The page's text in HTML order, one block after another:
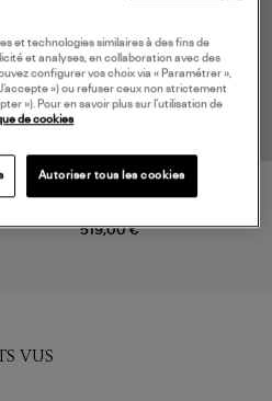
519,00 €
VUS
et technologies similaires à des fins de
et analyses, en collaboration avec des
configurer vos choix via « Paramétrer »,
») ou refuser ceux non strictement
»). Pour en savoir plus sur l’utilisation de
de cookies
Autoriser tous les cookies